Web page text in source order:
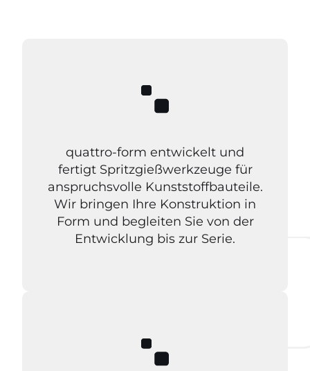
quattro-form entwickelt und
fertigt Spritzgießwerkzeuge für
anspruchsvolle Kunststoffbauteile.
Wir bringen Ihre Konstruktion in
Form und begleiten Sie von der
Entwicklung bis zur Serie.